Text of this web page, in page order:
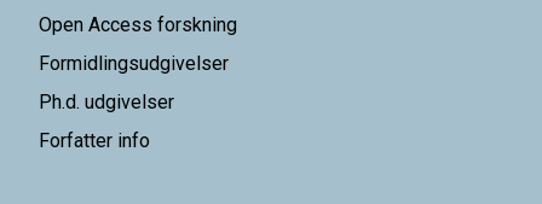
Open Access forskning
Formidlingsudgivelser
Ph.d. udgivelser
Forfatter info